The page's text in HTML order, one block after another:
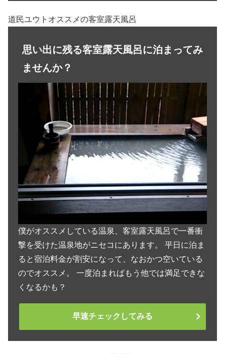
道民ユウトオススメの客室露天風呂
思い出に残る客室露天風呂に泊まってみ
ませんか？
僕がオススメしている温泉、客室露天風呂で一番衝
撃を受けた温泉地がニセコにあります。 平日に泊ま
ると宿泊料金が割安になって、なおかつ空いている
のでオススメ。 一度泊まればもう他では満足できな
くなるかも？
早速チェックしてみる